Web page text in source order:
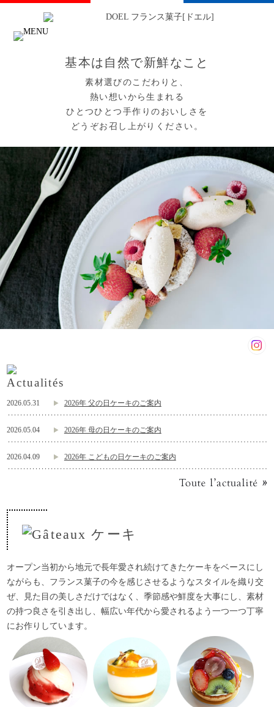
基本は自然で新鮮なこと
素材選びのこだわりと、
熱い想いから生まれる
ひとつひとつ手作りのおいしさを
どうぞお召し上がりください。
2026.05.31 2026年 父の日ケーキのご案内
2026.05.04 2026年 母の日ケーキのご案内
2026.04.09 2026年 こどもの日ケーキのご案内
オープン当初から地元で長年愛され続けてきたケーキをベースにし
ながらも、 フランス菓子の今を感じさせるようなスタイルを織り交
ぜ、見た目の美しさだけではなく、季節感や鮮度を大事にし、素材
の持つ良さを引き出し、幅広い年代から愛されるよう一つ一つ丁寧
にお作りしています。